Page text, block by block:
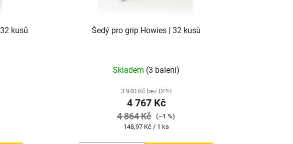
kusů Šedý pro grip Howies | 32 kusů
Skladem (3 balení)
3 940 Kč bez DPH
4 767 Kč
4 864 Kč
(–1 %)
Měrná
148,97 Kč / 1 ks